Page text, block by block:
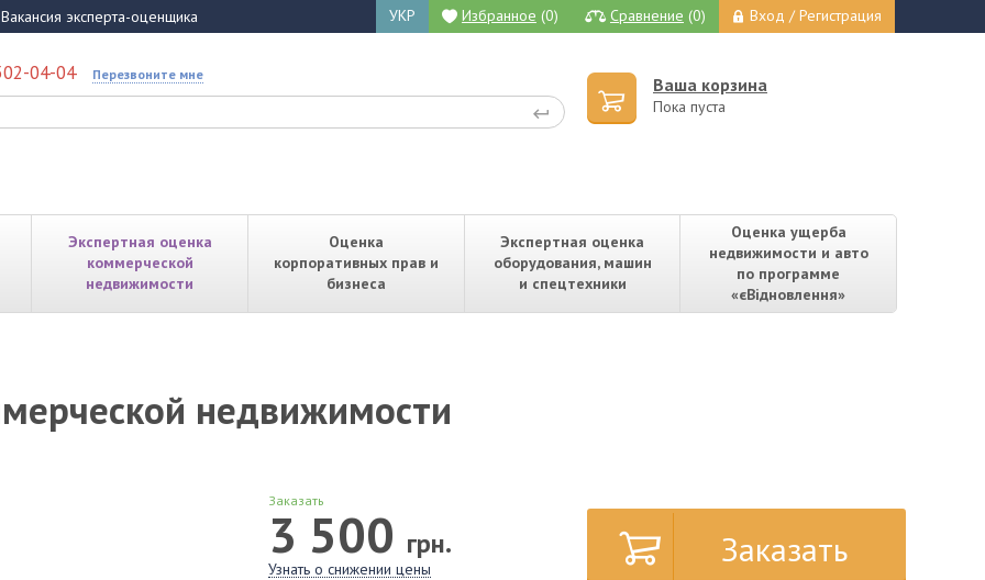
Вакансия эксперта-оценщика УКР Избранное (0) Сравнение (0) Вход / Регистрация
04-04 Перезвоните мне Ваша корзина
Пока пуста
Экспертная оценка
коммерческой
недвижимости
Оценка
корпоративных прав и
бизнеса
Экспертная оценка
оборудования, машин
и спецтехники
Оценка ущерба
недвижимости и авто
по программе
«єВідновлення»
недвижимости
Заказать
3 500 грн.
Узнать о снижении цены Заказать